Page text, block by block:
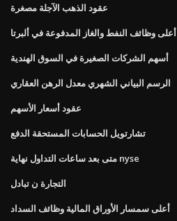
عقود الذهب الآجلة مصغرة
أعلى وظائف النفط والغاز المدفوعة في ألبرتا
أسهم الشركات الصغيرة في السوق الهندية
الرسم البياني الشهري معدل الرهن العقاري
عقود أسعار الأسهم
تشارتويل الحسابات المستحقة الدفع
متى بعد ساعات التداول نهاية nyse
التجارة ن تبادل
أعلى سمسار الأوراق المالية وظائف السداد